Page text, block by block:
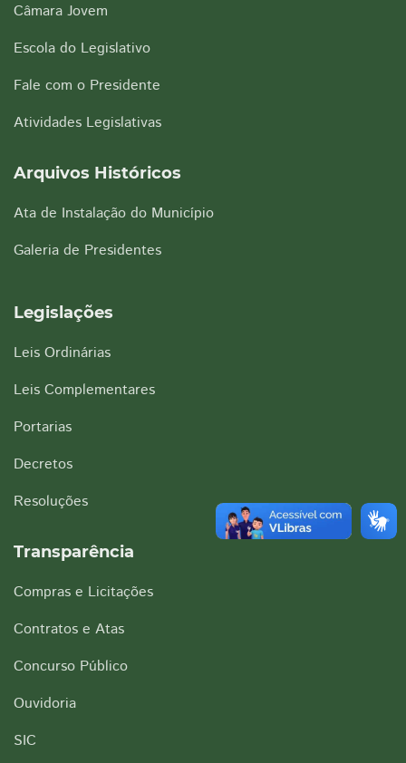
Câmara Jovem
Escola do Legislativo
Fale com o Presidente
Atividades Legislativas
Arquivos Históricos
Ata de Instalação do Município
Galeria de Presidentes
Legislações
Leis Ordinárias
Leis Complementares
Portarias
Decretos
Resoluções
Transparência
Compras e Licitações
Contratos e Atas
Concurso Público
Ouvidoria
SIC